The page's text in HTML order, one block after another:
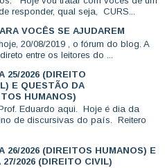
responder, qual seja, CURS...
VOCÊS SE AJUDAREM
20/08/2019 , o fórum do blog. A
entre os leitores do ...
25/2026 (DIREITO
E QUESTÃO DA
HUMANOS)
Eduardo aqui. Hoje é dia da
de discursivas do país. Reitero
26/2026 (DIREITOS HUMANOS) E
2026 (DIREITO CIVIL)